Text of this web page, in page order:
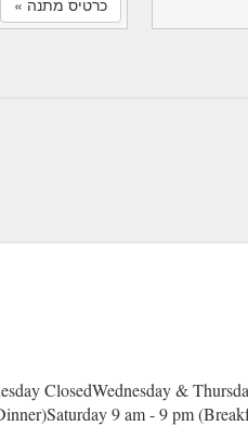
ClosedWednesday &
9 am - 9 pm